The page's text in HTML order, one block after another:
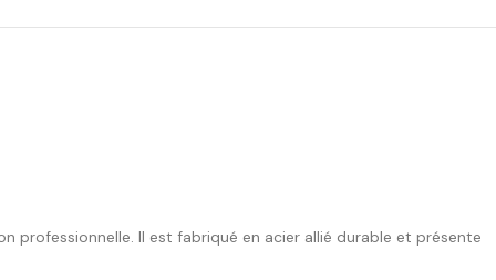
professionnelle. Il est fabriqué en acier allié durable et présente